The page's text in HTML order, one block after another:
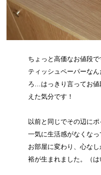
ちょっと高価なお値段
ティッシュペーパーな
ろ…はっきり言ってお値
えた気分です！
以前と同じでその辺に
一気に生活感がなくな
お部屋に変わり、心な
裕が生まれました。（は